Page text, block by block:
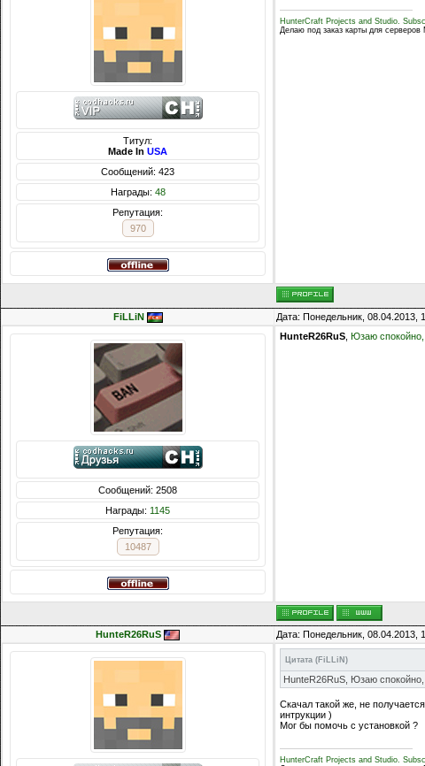
Титул:
Made In USA
Сообщений: 423
Награды: 48
Репутация:
970
HunterCraft Projects and Studio.
Делаю под заказ карты для
FiLLiN Дата: Понедельник, 08.04.2013,
Сообщений: 2508
Награды: 1145
Репутация:
10487
HunteR26RuS Юзаю спокойно,
HunteR26RuS Дата: Понедельник, 08.04.2013,
Цитата ( FiLLiN )
HunteR26RuS, Юзаю спокойно,
Скачал такой же, не
интрукции )
Мог бы помочь с установкой ?
HunterCraft Projects and Studio.